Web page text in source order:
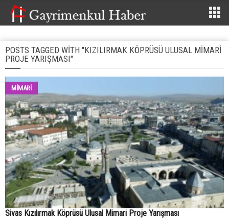
POSTS TAGGED WITH "KIZILIRMAK KÖPRÜSÜ ULUSAL MIMARI
PROJE YARIŞMASI"
MİMARİ
Sivas Kızılırmak Köprüsü Ulusal Mimari Proje Yarışması